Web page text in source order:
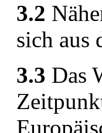
3.2
sich aus
3.3 Das